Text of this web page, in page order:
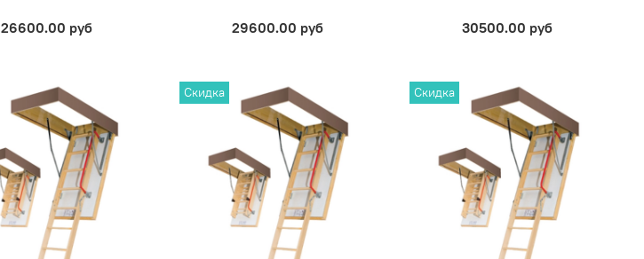
26600.00 руб 29600.00 руб 30500.00 руб
Скидка Скидка